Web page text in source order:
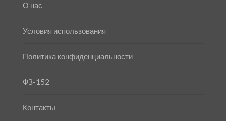
О нас
Условия использования
Политика конфиденциальности
ФЗ-152
Контакты